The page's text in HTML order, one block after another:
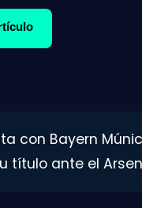
con Bayern
título ante el